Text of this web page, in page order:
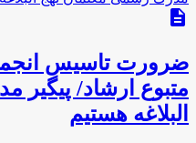
description
ضرورت تاسیس انجمن
متبوع ارشاد/
البلاغه هستیم